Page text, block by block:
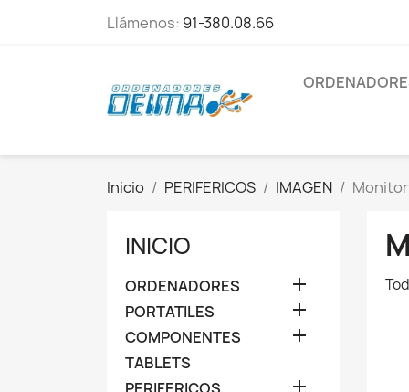
Llámenos: 91-380.08.66
Inicio PERIFERICOS IMAGEN
INICIO
ORDENADORES 
PORTATILES 
COMPONENTES 
TABLETS
